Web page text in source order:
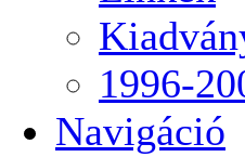
1996-
Navigáció